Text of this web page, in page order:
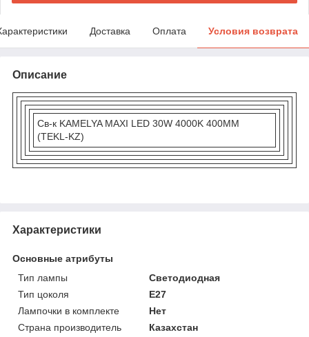
Доставка Оплата Условия возврата
Описание
Св-к KAMELYA MAXI LED 30W 4000K 400MM
(TEKL-KZ)
Характеристики
Основные атрибуты
Тип лампы
Светодиодная
Тип цоколя
E27
Лампочки в комплекте
Нет
Страна производитель
Казахстан